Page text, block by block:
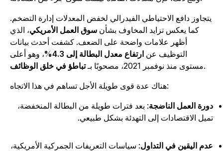
يتجاوز دافع الاحتياطي الفيدرالي لخفض المعدلات إدارة التضخم.
كما يعكس تزايد المخاوف بشأنسوق العمل الأمريكي، الذي
أظهر علامات واضحة على الضعف. كشفت أحدث بيانات
التوظيف عن ارتفاع معدل البطالة إلى 4.3%
، وهو أعلى
مستوى منذ نوفمبر 2021، مصحوبًا بـ
تباطؤ في خلق الوظائف
العمل الناضجة: بعد فترات طويلة من البطالة المنخفضة،
الاقتصادات إلى التهدئة بشكل طبيعي.
اليقين في التداول: سياسات التعريفات الجمركية الأمريكية،